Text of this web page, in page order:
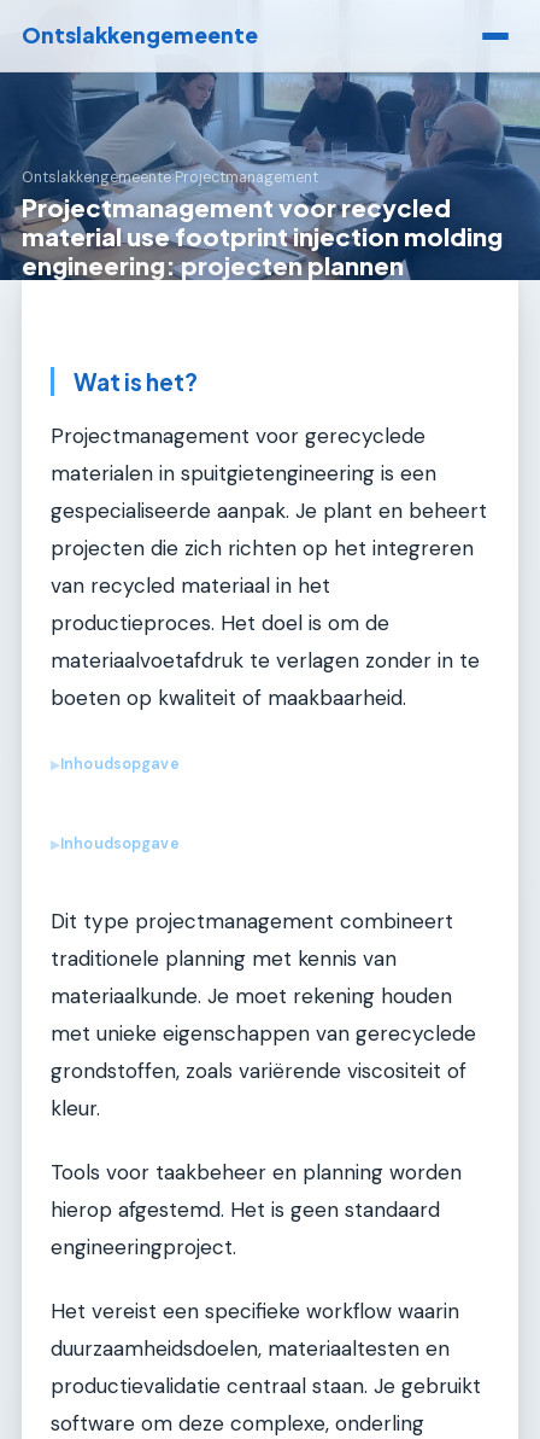
Ontslakkengemeente
Ontslakkengemeente›Projectmanagement
Projectmanagement voor recycled
material use footprint injection molding
engineering: projecten plannen
Wat is het?
Projectmanagement voor gerecyclede
materialen in spuitgietengineering is een
gespecialiseerde aanpak. Je plant en beheert
projecten die zich richten op het integreren
van recycled materiaal in het
productieproces. Het doel is om de
materiaalvoetafdruk te verlagen zonder in te
boeten op kwaliteit of maakbaarheid.
▶Inhoudsopgave
▶Inhoudsopgave
Dit type projectmanagement combineert
traditionele planning met kennis van
materiaalkunde. Je moet rekening houden
met unieke eigenschappen van gerecyclede
grondstoffen, zoals variërende viscositeit of
kleur.
Tools voor taakbeheer en planning worden
hierop afgestemd. Het is geen standaard
engineeringproject.
Het vereist een specifieke workflow waarin
duurzaamheidsdoelen, materiaaltesten en
productievalidatie centraal staan. Je gebruikt
software om deze complexe, onderling